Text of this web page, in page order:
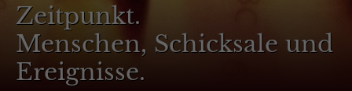
Zeitpunkt.
Menschen, Schicksale und
Ereignisse.